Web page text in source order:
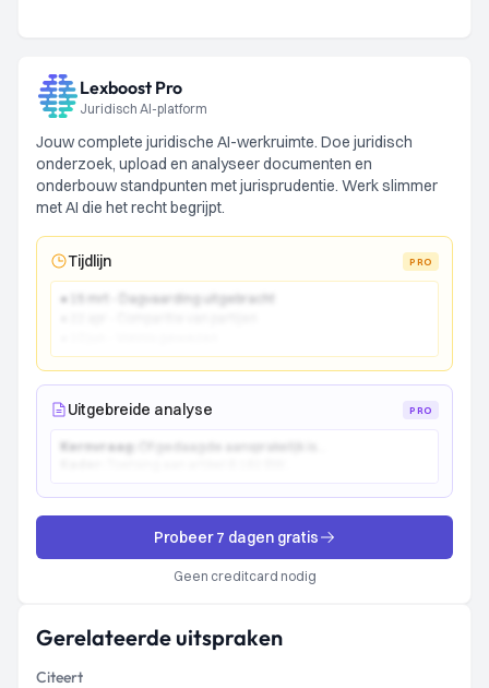
Lexboost Pro
Juridisch AI-platform
Jouw complete juridische AI-werkruimte. Doe juridisch
onderzoek, upload en analyseer documenten en
onderbouw standpunten met jurisprudentie. Werk slimmer
met AI die het recht begrijpt.
Tijdlijn PRO
● 15 mrt - Dagvaarding uitgebracht
Uitgebreide analyse PRO
Kernvraag:
Probeer 7 dagen gratis
Geen creditcard nodig
Gerelateerde uitspraken
Citeert